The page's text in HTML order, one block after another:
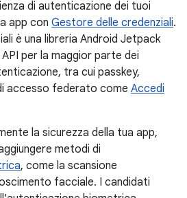
di autenticazione dei tuoi
app con Gestore delle credenziali.
è una libreria Android Jetpack
per la maggior parte dei
tra cui passkey,
accesso federato come Accedi
la sicurezza della tua app,
metodi di
, come la scansione
facciale. I candidati